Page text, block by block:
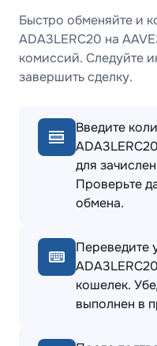
Быстро обменяйте и
ADA3LERC20 на
комиссий. Следуйте
завершить сделку.
Введите
для
Проверьте
обмена.
Переведите
кошелек.
выполнен в